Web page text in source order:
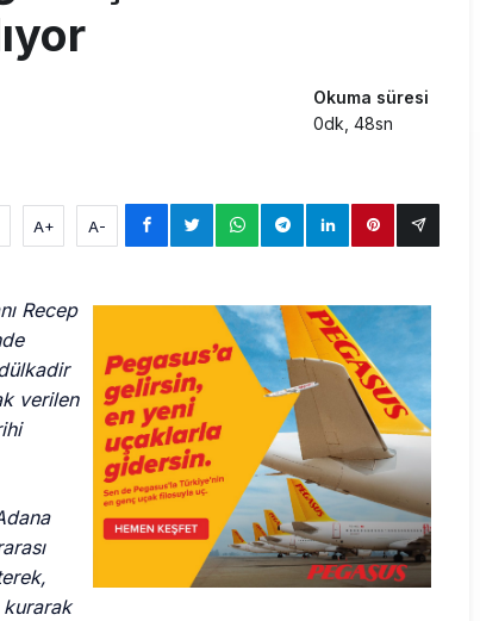
Okuma süresi
0dk, 48sn
A+ A-
Recep
verilen
kurarak